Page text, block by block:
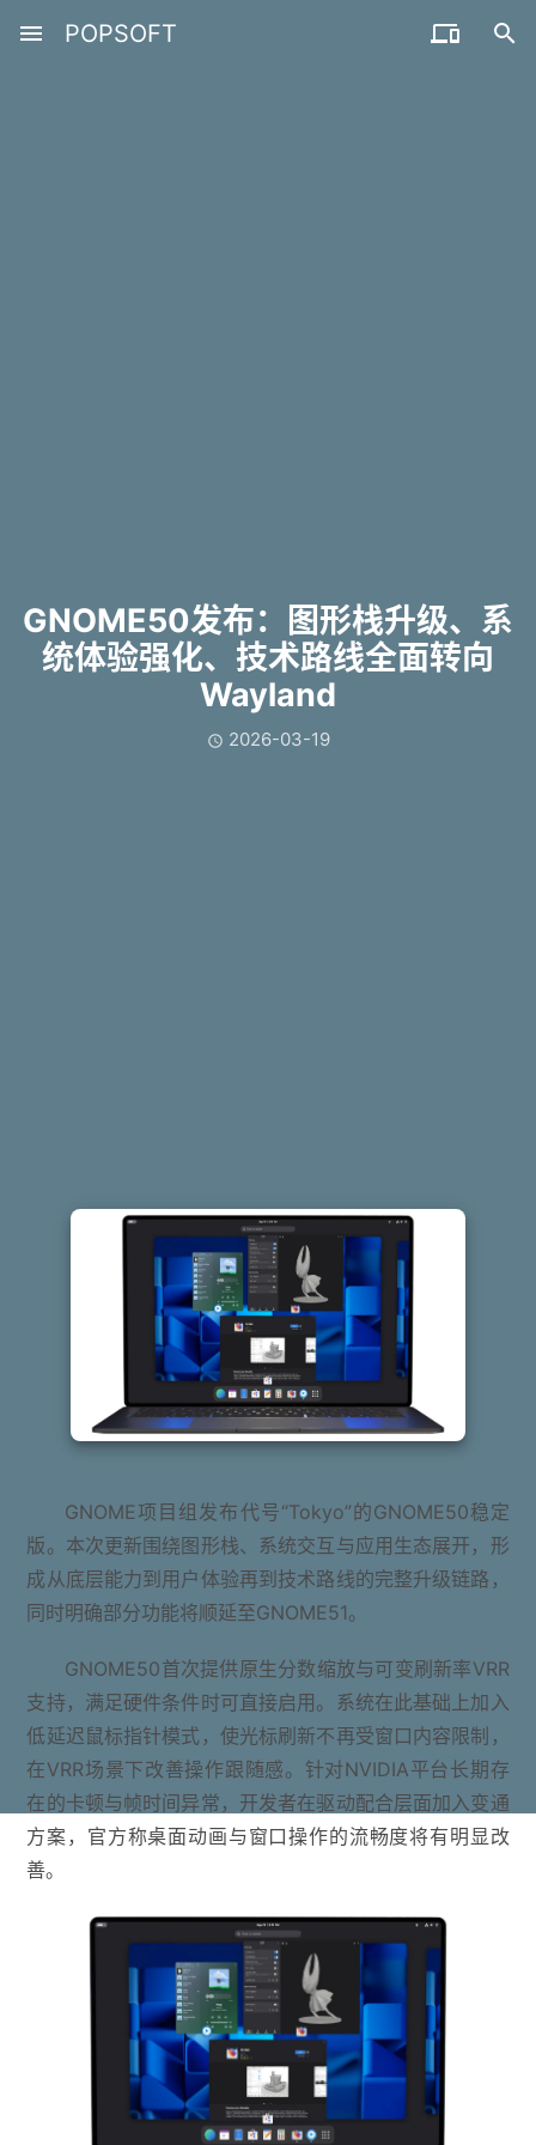
menu POPSOFT  
GNOME50发布：图形栈升级、系
统体验强化、技术路线全面转向
Wayland
 2026-03-19
GNOME项目组发布代号“Tokyo”的GNOME50稳定
版。本次更新围绕图形栈、系统交互与应用生态展开，形
成从底层能力到用户体验再到技术路线的完整升级链路，
同时明确部分功能将顺延至GNOME51。
GNOME50首次提供原生分数缩放与可变刷新率VRR
支持，满足硬件条件时可直接启用。系统在此基础上加入
低延迟鼠标指针模式，使光标刷新不再受窗口内容限制，
在VRR场景下改善操作跟随感。针对NVIDIA平台长期存
在的卡顿与帧时间异常，开发者在驱动配合层面加入变通
方案，官方称桌面动画与窗口操作的流畅度将有明显改
善。